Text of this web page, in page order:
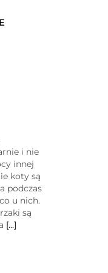
i nie
innej
koty są
podczas
u nich.
są
[…]